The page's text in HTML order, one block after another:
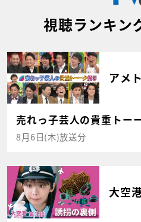
視聴ランキン
アメ
売れっ子芸人の貴重トー
8月6日(木)放送分
大空